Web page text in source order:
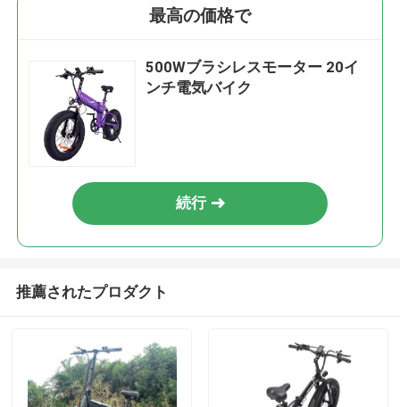
最高の価格で
500Wブラシレスモーター 20イ
ンチ電気バイク
続行
推薦されたプロダクト